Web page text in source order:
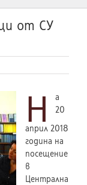
от СУ
Н
а
20
април 2018
година на
посещение
в
Централна